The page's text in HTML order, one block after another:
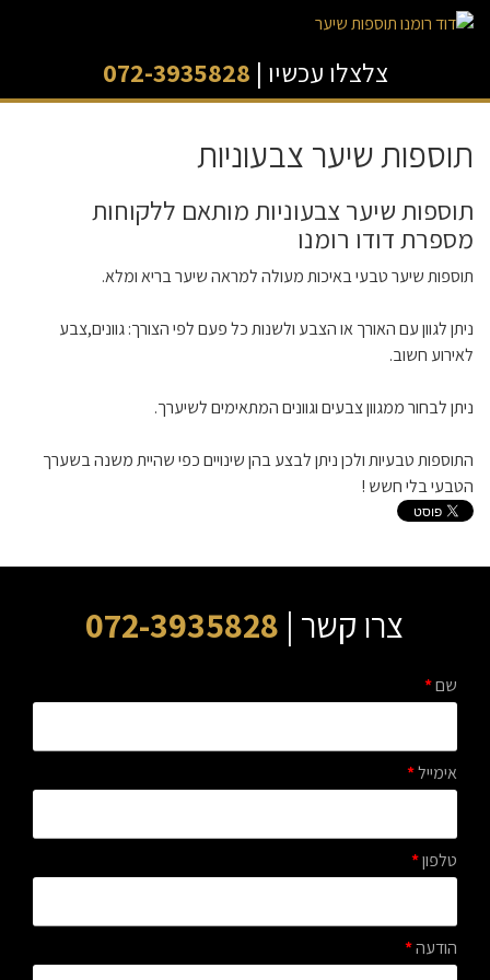
צלצלו עכשיו | 072-3935828
תוספות שיער צבעוניות
תוספות שיער צבעוניות מותאם ללקוחות
מספרת דודו רומנו
תוספות שיער טבעי באיכות מעולה למראה שיער בריא ומלא.
ניתן לגוון עם האורך או הצבע ולשנות כל פעם לפי הצורך: גוונים,צבע
לאירוע חשוב.
ניתן לבחור ממגוון צבעים וגוונים המתאימים לשיערך.
התוספות טבעיות ולכן ניתן לבצע בהן שינויים כפי שהיית משנה בשערך
הטבעי בלי חשש !
צרו קשר | 072-3935828
שם*
אימייל*
טלפון*
הודעה*